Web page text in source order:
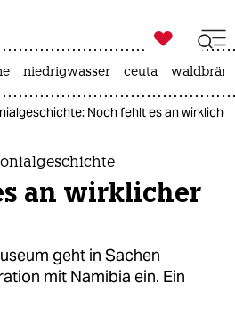
zahl ich
ich

taz zahl ich
niedrigwasser ceuta
Noch fehlt es an
an wirklicher
geht in Sachen
mit Namibia ein. Ein